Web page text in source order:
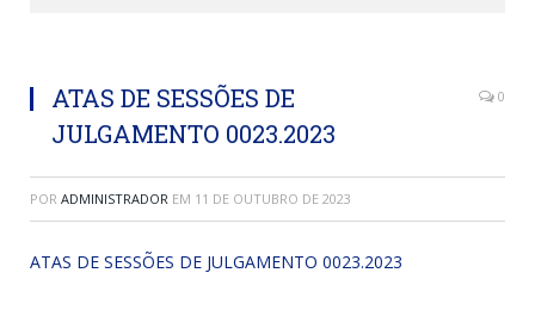
ATAS DE SESSÕES DE
JULGAMENTO 0023.2023
0
POR ADMINISTRADOR EM 11 DE OUTUBRO DE 2023
ATAS DE SESSÕES DE JULGAMENTO 0023.2023